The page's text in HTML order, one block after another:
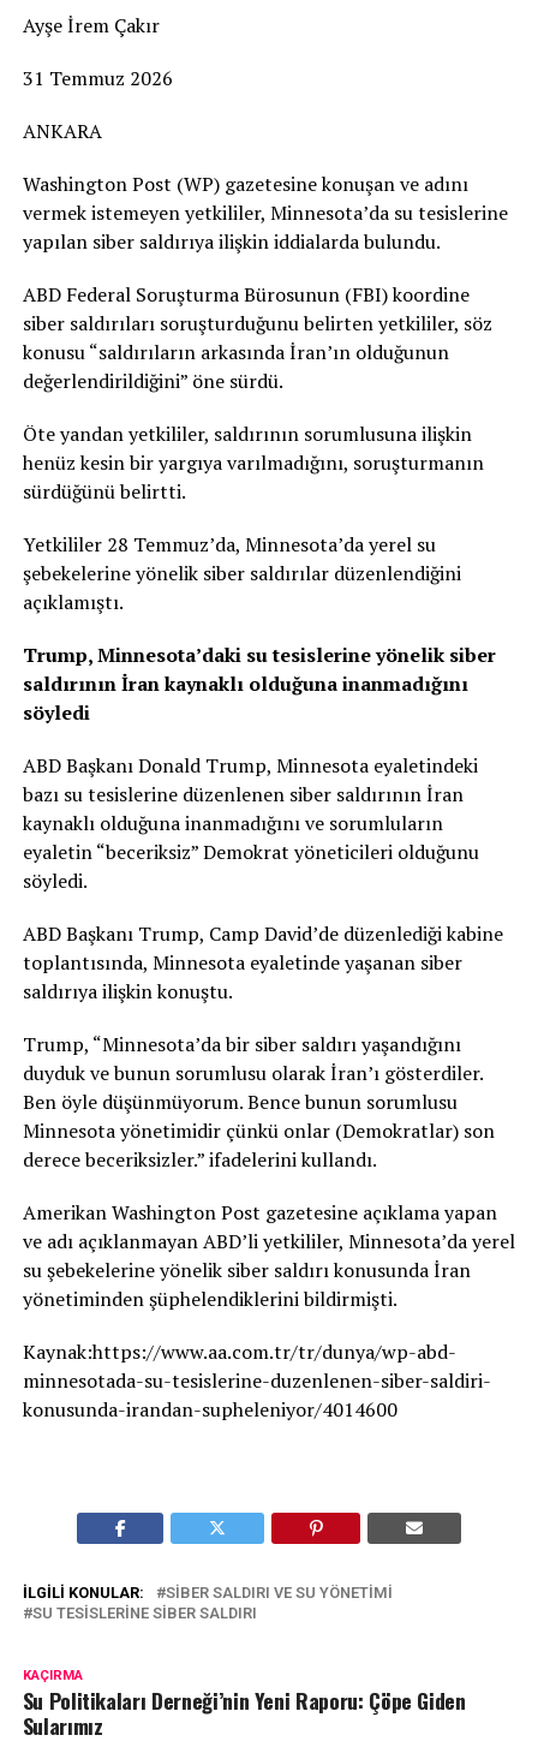
Ayşe İrem Çakır
31 Temmuz 2026
ANKARA
Washington Post (WP) gazetesine konuşan ve adını
vermek istemeyen yetkililer, Minnesota’da su tesislerine
yapılan siber saldırıya ilişkin iddialarda bulundu.
ABD Federal Soruşturma Bürosunun (FBI) koordine
siber saldırıları soruşturduğunu belirten yetkililer, söz
konusu “saldırıların arkasında İran’ın olduğunun
değerlendirildiğini” öne sürdü.
Öte yandan yetkililer, saldırının sorumlusuna ilişkin
henüz kesin bir yargıya varılmadığını, soruşturmanın
sürdüğünü belirtti.
Yetkililer 28 Temmuz’da, Minnesota’da yerel su
şebekelerine yönelik siber saldırılar düzenlendiğini
açıklamıştı.
Trump, Minnesota’daki su tesislerine yönelik siber
saldırının İran kaynaklı olduğuna inanmadığını
söyledi
ABD Başkanı Donald Trump, Minnesota eyaletindeki
bazı su tesislerine düzenlenen siber saldırının İran
kaynaklı olduğuna inanmadığını ve sorumluların
eyaletin “beceriksiz” Demokrat yöneticileri olduğunu
söyledi.
ABD Başkanı Trump, Camp David’de düzenlediği kabine
toplantısında, Minnesota eyaletinde yaşanan siber
saldırıya ilişkin konuştu.
Trump, “Minnesota’da bir siber saldırı yaşandığını
duyduk ve bunun sorumlusu olarak İran’ı gösterdiler.
Ben öyle düşünmüyorum. Bence bunun sorumlusu
Minnesota yönetimidir çünkü onlar (Demokratlar) son
derece beceriksizler.” ifadelerini kullandı.
Amerikan Washington Post gazetesine açıklama yapan
ve adı açıklanmayan ABD’li yetkililer, Minnesota’da yerel
su şebekelerine yönelik siber saldırı konusunda İran
yönetiminden şüphelendiklerini bildirmişti.
Kaynak:https://www.aa.com.tr/tr/dunya/wp-abd-
minnesotada-su-tesislerine-duzenlenen-siber-saldiri-
konusunda-irandan-supheleniyor/4014600
İLGILI KONULAR:
SIBER SALDIRI VE SU YÖNETIMI
SU TESISLERINE SIBER SALDIRI
KAÇIRMA
Su Politikaları Derneği’nin Yeni Raporu: Çöpe Giden
Sularımız